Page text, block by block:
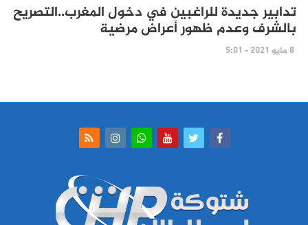
تدابير جديدة للراغبين في دخول المغرب..التصريح
بالشرف وعدم ظهور أعراض مرضية
8 مايو 2021 - 5:01